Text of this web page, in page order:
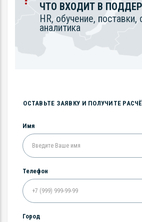
ЧТО ВХОДИТ В
HR, обучение, поставки,
аналитика
ОСТАВЬТЕ ЗАЯВКУ И ПОЛУЧИТЕ
Имя
Телефон
Город